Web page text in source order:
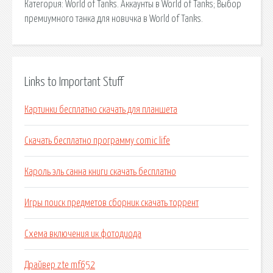
Категория: World of Tanks. Аккаунты в World of Tanks; Выбор
премиумного танка для новичка в World of Tanks.
Links to Important Stuff
Картинки бесплатно скачать для планшета
Скачать бесплатно программу comic life
Кароль эль санна книги скачать бесплатно
Игры поиск предметов сборник скачать торрент
Схема включения ик фотодиода
Драйвер zte mf652